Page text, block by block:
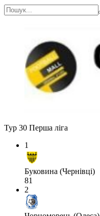
Тур 30 Перша ліга
1
Буковина (Чернівці)
81
2